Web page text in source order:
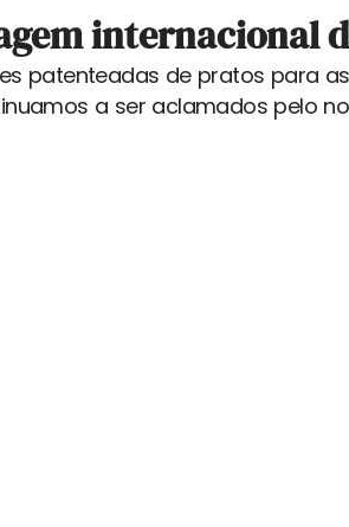
internacional
patenteadas de pratos para
a ser aclamados pelo